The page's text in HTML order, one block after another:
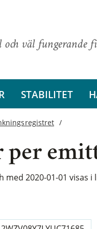
och väl fungerande
STABILITET
per
2020-01-01 visas i